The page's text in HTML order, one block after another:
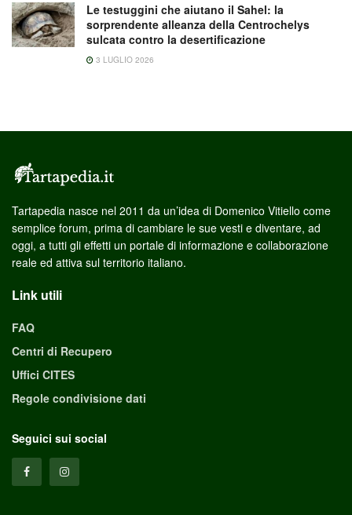
Le testuggini che aiutano il Sahel: la
sorprendente alleanza della Centrochelys
sulcata contro la desertificazione
3 LUGLIO 2026
Tartapedia nasce nel 2011 da un’idea di Domenico Vitiello come
semplice forum, prima di cambiare le sue vesti e diventare, ad
oggi, a tutti gli effetti un portale di informazione e collaborazione
reale ed attiva sul territorio italiano.
Link utili
FAQ
Centri di Recupero
Uffici CITES
Regole condivisione dati
Seguici sui social